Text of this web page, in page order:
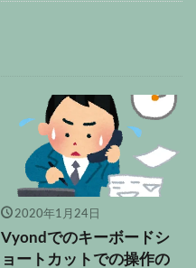
2020年1月24日
Vyondでのキーボードシ
ョートカットでの操作の